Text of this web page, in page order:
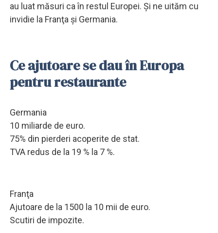
au luat măsuri ca în restul Europei. Şi ne uităm cu
invidie la Franţa şi Germania.
Ce ajutoare se dau în Europa
pentru restaurante
Germania
10 miliarde de euro.
75% din pierderi acoperite de stat.
TVA redus de la 19 % la 7 %.
Franţa
Ajutoare de la 1500 la 10 mii de euro.
Scutiri de impozite.